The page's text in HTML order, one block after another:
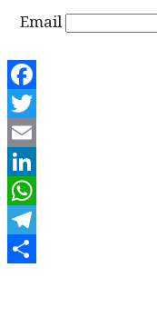
Email
Facebook
Twitter
Email
LinkedIn
WhatsApp
Telegram